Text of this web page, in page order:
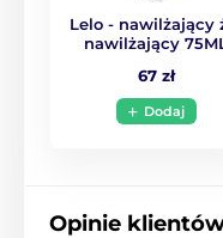
Lelo - nawilżający
nawilżający
67 zł
Dodaj
Opinie